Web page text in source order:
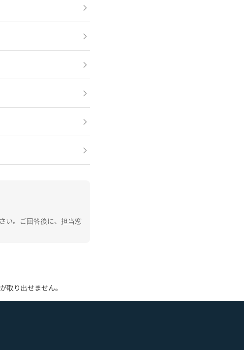
い。ご回答後に、担当窓
取り出せません。